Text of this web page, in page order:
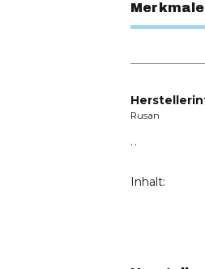
Merkmale
Rusan
, ,
Inhalt: